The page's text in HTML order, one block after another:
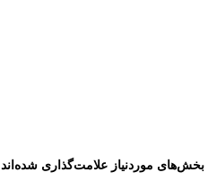
بخش‌های موردنیاز علامت‌گذاری